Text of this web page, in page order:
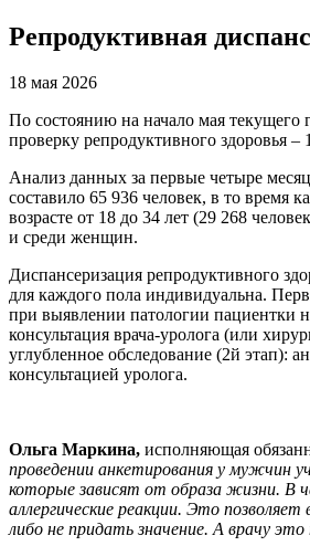
Репродуктивная
18 мая 2026
По состоянию на начало мая
проверку репродуктивного здоровья –
Анализ данных за первые четыре
составило 65 936 человек, в то время
возрасте от 18 до 34 лет (29 268
и среди женщин.
Диспансеризация репродуктивного
для каждого пола индивидуальна.
при выявлении патологии пациентки
консультация врача-уролога (или
углубленное обследование (2й этап):
консультацией уролога.
Ольга Маркина, исполняющая
проведении анкетирования у мужчин
которые зависят от образа жизни. В
аллергические реакции. Это
либо не придать значение. А врачу